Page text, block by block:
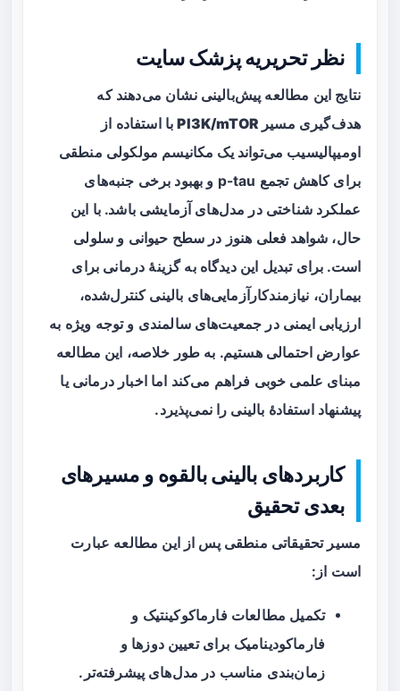
نظر تحریریه پزشک سایت
نتایج این مطالعه پیش‌بالینی نشان می‌دهند که
هدف‌گیری مسیرPI3K/mTORبا استفاده از
اومیپالیسیب می‌تواند یک مکانیسم مولکولی منطقی
برای کاهش تجمع p-tau و بهبود برخی جنبه‌های
عملکرد شناختی در مدل‌های آزمایشی باشد. با این
حال، شواهد فعلی هنوز در سطح حیوانی و سلولی
است. برای تبدیل این دیدگاه به گزینهٔ درمانی برای
بیماران، نیازمندکارآزمایی‌های بالینی کنترل‌شده،
ارزیابی ایمنی در جمعیت‌های سالمندی و توجه ویژه به
عوارض احتمالی هستیم. به طور خلاصه، این مطالعه
مبنای علمی خوبی فراهم می‌کند اما اخبار درمانی یا
پیشنهاد استفادهٔ بالینی را نمی‌پذیرد.
کاربردهای بالینی بالقوه و مسیرهای
بعدی تحقیق
مسیر تحقیقاتی منطقی پس از این مطالعه عبارت
است از:
تکمیل مطالعات فارماکوکینتیک و
فارماکودینامیک برای تعیین دوزها و
زمان‌بندی مناسب در مدل‌های پیشرفته‌تر.